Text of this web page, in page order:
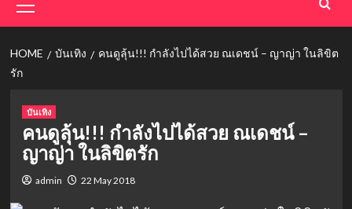
Menu
HOME บันเทิง
คนดูลุ้น!!! กำลังไปได้สวย ณเดชน์ – ญาญ่า ในลิขิต
รัก
บันเทิง
คนดูลุ้น!!! กำลังไปได้สวย ณเดชน์ –
ญาญ่า ในลิขิตรัก
admin 22 May 2018